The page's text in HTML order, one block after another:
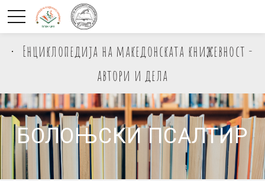
Енциклопедија на македонската книжевност -
автори и дела
БОЛОЊСКИ ПСАЛТИР